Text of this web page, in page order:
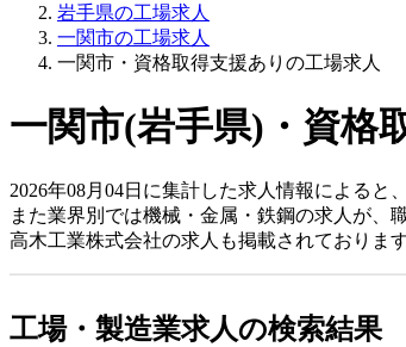
岩手県の工場求人
一関市の工場求人
一関市・資格取得支援ありの工場求人
一関市(岩手県)・資格
2026年08月04日に集計した求人情報によると
また業界別では機械・金属・鉄鋼の求人が、
高木工業株式会社の求人も掲載されておりま
工場・製造業求人の検索結果